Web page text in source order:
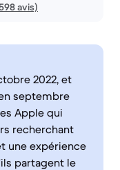
avis)
2022, et
septembre
Apple qui
recherchant
une expérience
partagent le